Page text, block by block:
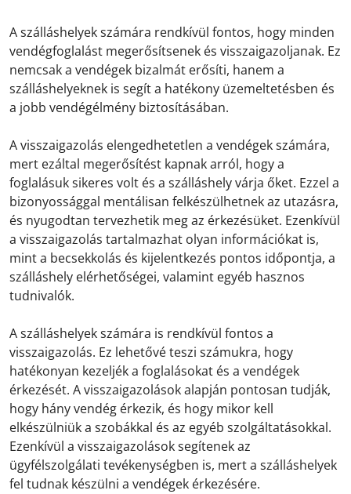
A szálláshelyek számára rendkívül fontos, hogy minden
vendégfoglalást megerősítsenek és visszaigazoljanak. Ez
nemcsak a vendégek bizalmát erősíti, hanem a
szálláshelyeknek is segít a hatékony üzemeltetésben és
a jobb vendégélmény biztosításában.
A visszaigazolás elengedhetetlen a vendégek számára,
mert ezáltal megerősítést kapnak arról, hogy a
foglalásuk sikeres volt és a szálláshely várja őket. Ezzel a
bizonyossággal mentálisan felkészülhetnek az utazásra,
és nyugodtan tervezhetik meg az érkezésüket. Ezenkívül
a visszaigazolás tartalmazhat olyan információkat is,
mint a becsekkolás és kijelentkezés pontos időpontja, a
szálláshely elérhetőségei, valamint egyéb hasznos
tudnivalók.
A szálláshelyek számára is rendkívül fontos a
visszaigazolás. Ez lehetővé teszi számukra, hogy
hatékonyan kezeljék a foglalásokat és a vendégek
érkezését. A visszaigazolások alapján pontosan tudják,
hogy hány vendég érkezik, és hogy mikor kell
elkészülniük a szobákkal és az egyéb szolgáltatásokkal.
Ezenkívül a visszaigazolások segítenek az
ügyfélszolgálati tevékenységben is, mert a szálláshelyek
fel tudnak készülni a vendégek érkezésére.